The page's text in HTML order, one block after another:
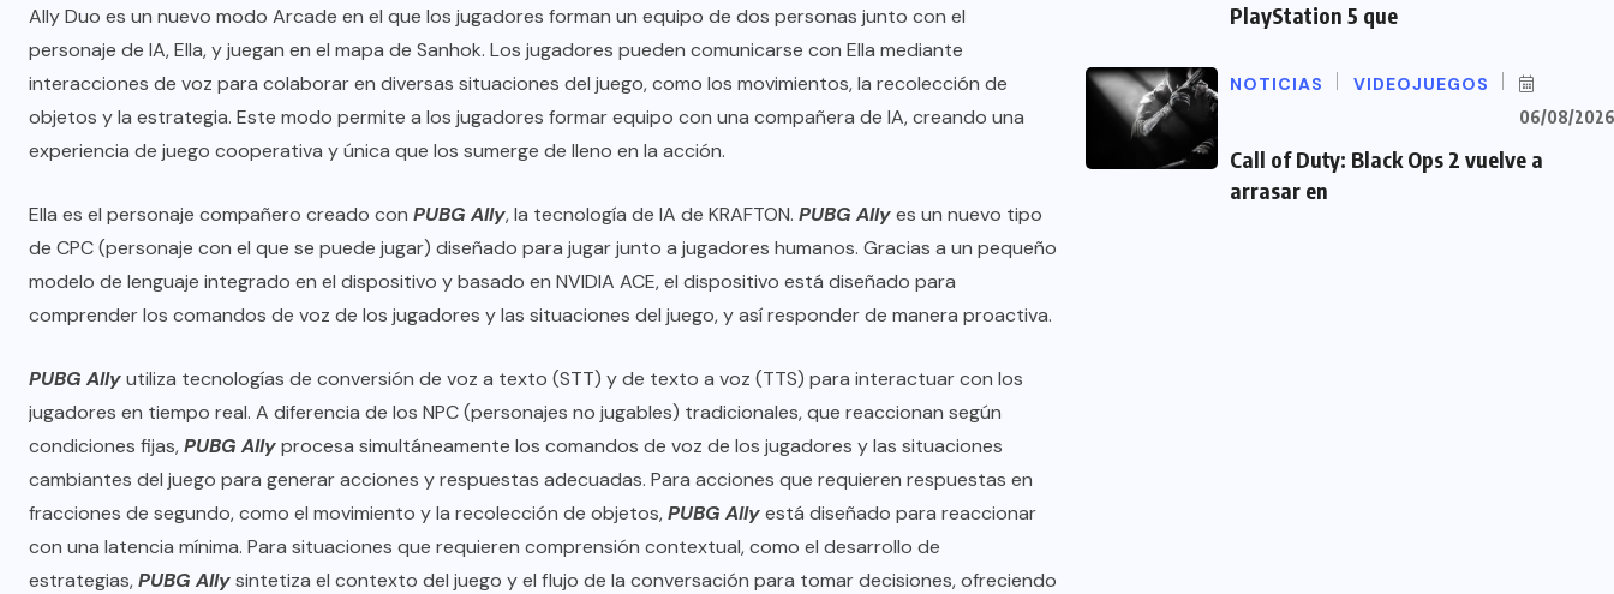
Ally Duo es un nuevo modo Arcade en el que los jugadores forman un equipo de dos personas junto con el
personaje de IA, Ella, y juegan en el mapa de Sanhok. Los jugadores pueden comunicarse con Ella mediante
interacciones de voz para colaborar en diversas situaciones del juego, como los movimientos, la recolección de
objetos y la estrategia. Este modo permite a los jugadores formar equipo con una compañera de IA, creando una
experiencia de juego cooperativa y única que los sumerge de lleno en la acción.
Ella es el personaje compañero creado con PUBG Ally, la tecnología de IA de KRAFTON. PUBG Allyes un nuevo tipo
de CPC (personaje con el que se puede jugar) diseñado para jugar junto a jugadores humanos. Gracias a un pequeño
modelo de lenguaje integrado en el dispositivo y basado en NVIDIA ACE, el dispositivo está diseñado para
comprender los comandos de voz de los jugadores y las situaciones del juego, y así responder de manera proactiva.
PUBG Allyutiliza tecnologías de conversión de voz a texto (STT) y de texto a voz (TTS) para interactuar con los
jugadores en tiempo real. A diferencia de los NPC (personajes no jugables) tradicionales, que reaccionan según
condiciones fijas,PUBG Allyprocesa simultáneamente los comandos de voz de los jugadores y las situaciones
cambiantes del juego para generar acciones y respuestas adecuadas. Para acciones que requieren respuestas en
fracciones de segundo, como el movimiento y la recolección de objetos,PUBG Allyestá diseñado para reaccionar
con una latencia mínima. Para situaciones que requieren comprensión contextual, como el desarrollo de
estrategias,PUBG Allysintetiza el contexto del juego y el flujo de la conversación para tomar decisiones, ofreciendo
PlayStation 5 que
NOTICIAS VIDEOJUEGOS
06/08/2026
Call of Duty: Black Ops 2 vuelve a
arrasar en